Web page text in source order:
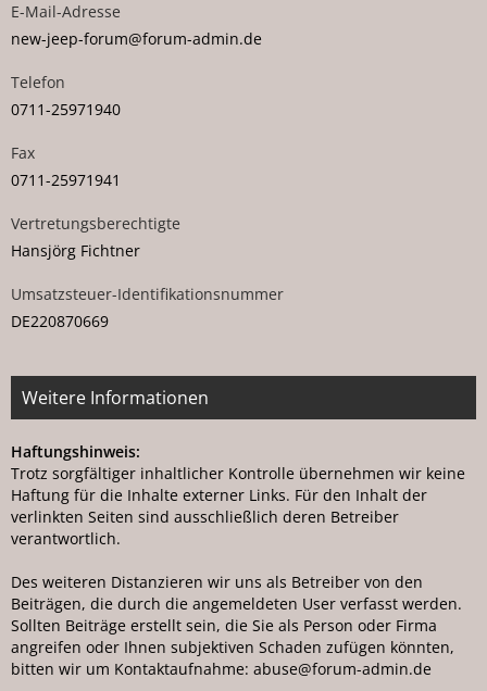
E-Mail-Adresse
new-jeep-forum@forum-admin.de
Telefon
0711-25971940
Fax
0711-25971941
Vertretungsberechtigte
Hansjörg Fichtner
Umsatzsteuer-Identifikationsnummer
DE220870669
Weitere Informationen
Haftungshinweis:
Trotz sorgfältiger inhaltlicher Kontrolle übernehmen wir keine
Haftung für die Inhalte externer Links. Für den Inhalt der
verlinkten Seiten sind ausschließlich deren Betreiber
verantwortlich.
Des weiteren Distanzieren wir uns als Betreiber von den
Beiträgen, die durch die angemeldeten User verfasst werden.
Sollten Beiträge erstellt sein, die Sie als Person oder Firma
angreifen oder Ihnen subjektiven Schaden zufügen könnten,
bitten wir um Kontaktaufnahme: abuse@forum-admin.de